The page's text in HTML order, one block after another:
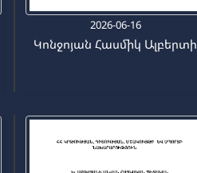
2026-06-16
Կոնջոյան Հասմիկ Ալբերտի